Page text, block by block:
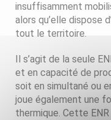
insuffisamment
alors qu’elle dispose
tout le territoire.
Il s’agit de la seule
et en capacité de
soit en simultané ou
joue également une
thermique. Cette